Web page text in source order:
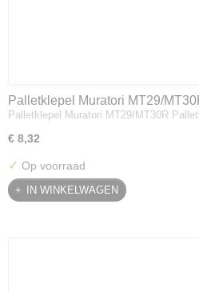
Palletklepel Muratori MT29/
Palletklepel Muratori MT29/MT30R
€ 8,32
✓ Op voorraad
IN WINKELWAGEN